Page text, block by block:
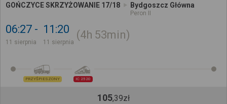
GOŃCZYCE SKRZYŻOWANIE 17/18 Bydgoszcz Główna
Peron II
06:27
11 sierpnia
11:20
11 sierpnia
4h 53min
PRZYŚPIESZONY IC 2520
105,39zł